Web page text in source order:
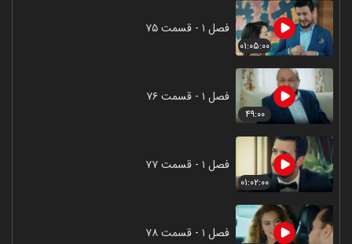
۰۱:۰۵:۰۰
فصل ۱ - قسمت ۷۵
۴۹:۰۰
فصل ۱ - قسمت ۷۶
۰۱:۰۲:۰۰
فصل ۱ - قسمت ۷۷
فصل ۱ - قسمت ۷۸